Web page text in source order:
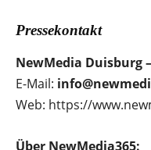
Pressekontakt
NewMedia Duisburg
E-Mail:
Web: https://
Über NewMedia365: